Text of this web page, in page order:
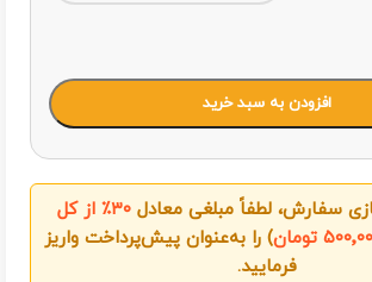
افزودن به سبد خرید
سفارش، لطفاً مبلغی معادل
۳۰٪ از کل
تومان
) را به‌عنوان پیش‌پرداخت واریز
فرمایید.